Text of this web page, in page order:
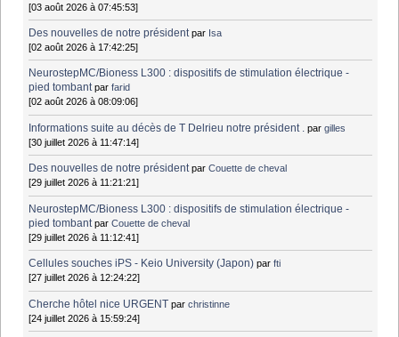
[03 août 2026 à 07:45:53]
Des nouvelles de notre président par Isa
[02 août 2026 à 17:42:25]
NeurostepMC/Bioness L300 : dispositifs de stimulation électrique -
pied tombant parfarid
[02 août 2026 à 08:09:06]
Informations suite au décès de T Delrieu notre président . pargilles
[30 juillet 2026 à 11:47:14]
Des nouvelles de notre président parCouette de cheval
[29 juillet 2026 à 11:21:21]
NeurostepMC/Bioness L300 : dispositifs de stimulation électrique -
pied tombant parCouette de cheval
[29 juillet 2026 à 11:12:41]
Cellules souches iPS - Keio University (Japon) parfti
[27 juillet 2026 à 12:24:22]
Cherche hôtel nice URGENT parchristinne
[24 juillet 2026 à 15:59:24]